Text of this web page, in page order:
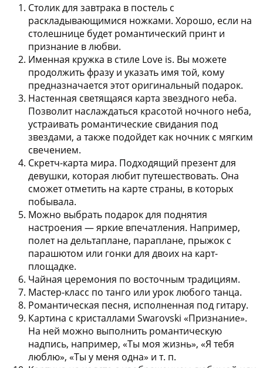
Столик для завтрака в постель с
раскладывающимися ножками. Хорошо, если на
столешнице будет романтический принт и
признание в любви.
Именная кружка в стиле Love is. Вы можете
продолжить фразу и указать имя той, кому
предназначается этот оригинальный подарок.
Настенная светящаяся карта звездного неба.
Позволит наслаждаться красотой ночного неба,
устраивать романтические свидания под
звездами, а также подойдет как ночник с мягким
свечением.
Скретч-карта мира. Подходящий презент для
девушки, которая любит путешествовать. Она
сможет отметить на карте страны, в которых
побывала.
Можно выбрать подарок для поднятия
настроения — яркие впечатления. Например,
полет на дельтаплане, параплане, прыжок с
парашютом или гонки для двоих на карт-
площадке.
Чайная церемония по восточным традициям.
Мастер-класс по танго или урок любого танца.
Романтическая песня, исполненная под гитару.
Картина с кристаллами Swarovski «Признание».
На ней можно выполнить романтическую
надпись, например, «Ты моя жизнь», «Я тебя
люблю», «Ты у меня одна» и т. п.